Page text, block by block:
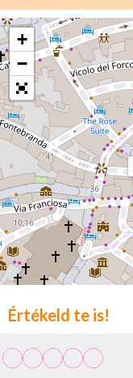
+
−
Értékeld te is!